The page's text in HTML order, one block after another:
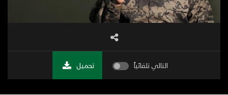
التالي تلقائياً تحميل